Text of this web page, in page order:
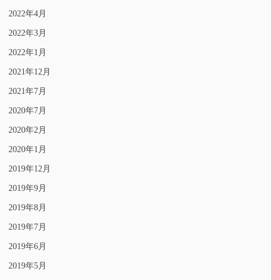
2022年4月
2022年3月
2022年1月
2021年12月
2021年7月
2020年7月
2020年2月
2020年1月
2019年12月
2019年9月
2019年8月
2019年7月
2019年6月
2019年5月